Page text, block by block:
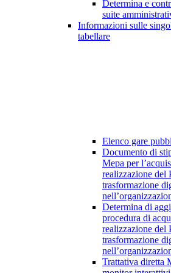
Determina e
suite
Informazioni sulle
tabellare
Elenco gare
Documento di
Mepa per
realizzazione del
trasformazione
Determina di
procedura di
realizzazione del
trasformazione
Trattativa diretta